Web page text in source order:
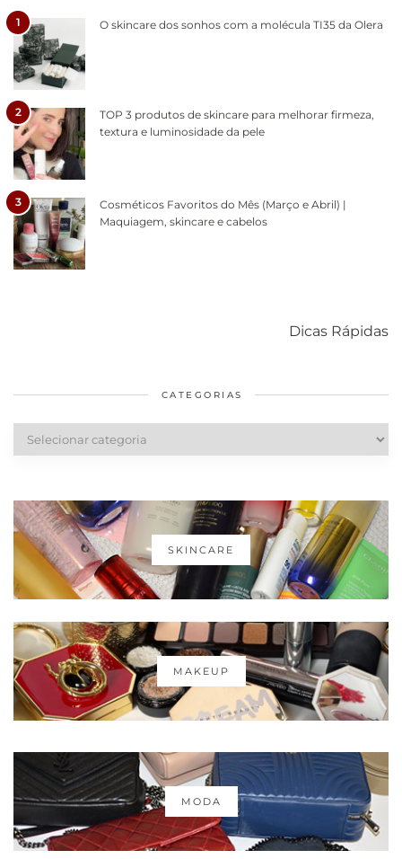
1 O skincare dos sonhos com a molécula TI35 da Olera
2
TOP 3 produtos de skincare para melhorar firmeza,
textura e luminosidade da pele
3
Cosméticos Favoritos do Mês (Março e Abril) |
Maquiagem, skincare e cabelos
Dicas Rápidas
diários
cabelos
CATEGORIAS
Categorias
SKINCARE
MAKEUP
MODA